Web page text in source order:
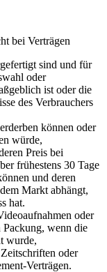
bei Verträgen
sind und für
oder
ist oder die
des Verbrauchers
können oder
würde,
Preis bei
frühestens 30 Tage
und deren
Markt abhängt,
hat.
oder
Packung, wenn die
wurde,
oder
Verträgen.